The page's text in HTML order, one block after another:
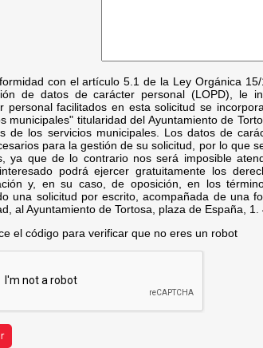
con el artículo 5.1 de la Ley Orgánica
de datos de carácter personal (LOPD), le
personal facilitados en esta solicitud se
municipales" titularidad del Ayuntamiento de
de los servicios municipales. Los datos de
para la gestión de su solicitud, por lo que
ya que de lo contrario nos será imposible
podrá ejercer gratuitamente los
y, en su caso, de oposición, en los
una solicitud por escrito, acompañada de una
al Ayuntamiento de Tortosa, plaza de España, 1.
el código para verificar que no eres un robot